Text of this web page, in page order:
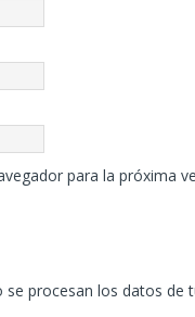
para la próxima
se procesan los datos de